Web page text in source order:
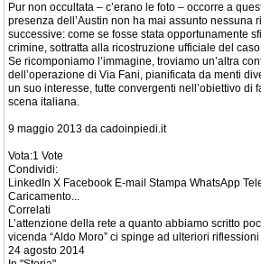
Pur non occultata – c’erano le foto – occorre a
presenza dell’Austin non ha mai assunto nessuna
successive: come se fosse stata opportunamente
crimine, sottratta alla ricostruzione ufficiale del
Se ricomponiamo l’immagine, troviamo un’altra
dell’operazione di Via Fani, pianificata da menti
un suo interesse, tutte convergenti nell’obiettivo di
scena italiana.
9 maggio 2013 da cadoinpiedi.it
Vota:1 Vote
Condividi:
LinkedIn X Facebook E-mail Stampa WhatsApp
Caricamento...
Correlati
L’attenzione della rete a quanto abbiamo scritto
vicenda “Aldo Moro” ci spinge ad ulteriori
24 agosto 2014